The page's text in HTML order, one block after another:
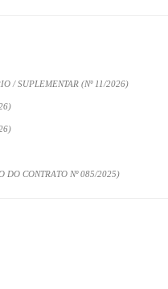
/ SUPLEMENTAR (Nº 11/2026)
DO CONTRATO Nº 085/2025)